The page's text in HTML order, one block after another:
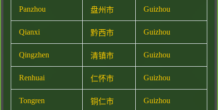
Panzhou 盘州市 Guizhou
Qianxi 黔西市 Guizhou
Qingzhen 清镇市 Guizhou
Renhuai 仁怀市 Guizhou
Tongren 铜仁市 Guizhou